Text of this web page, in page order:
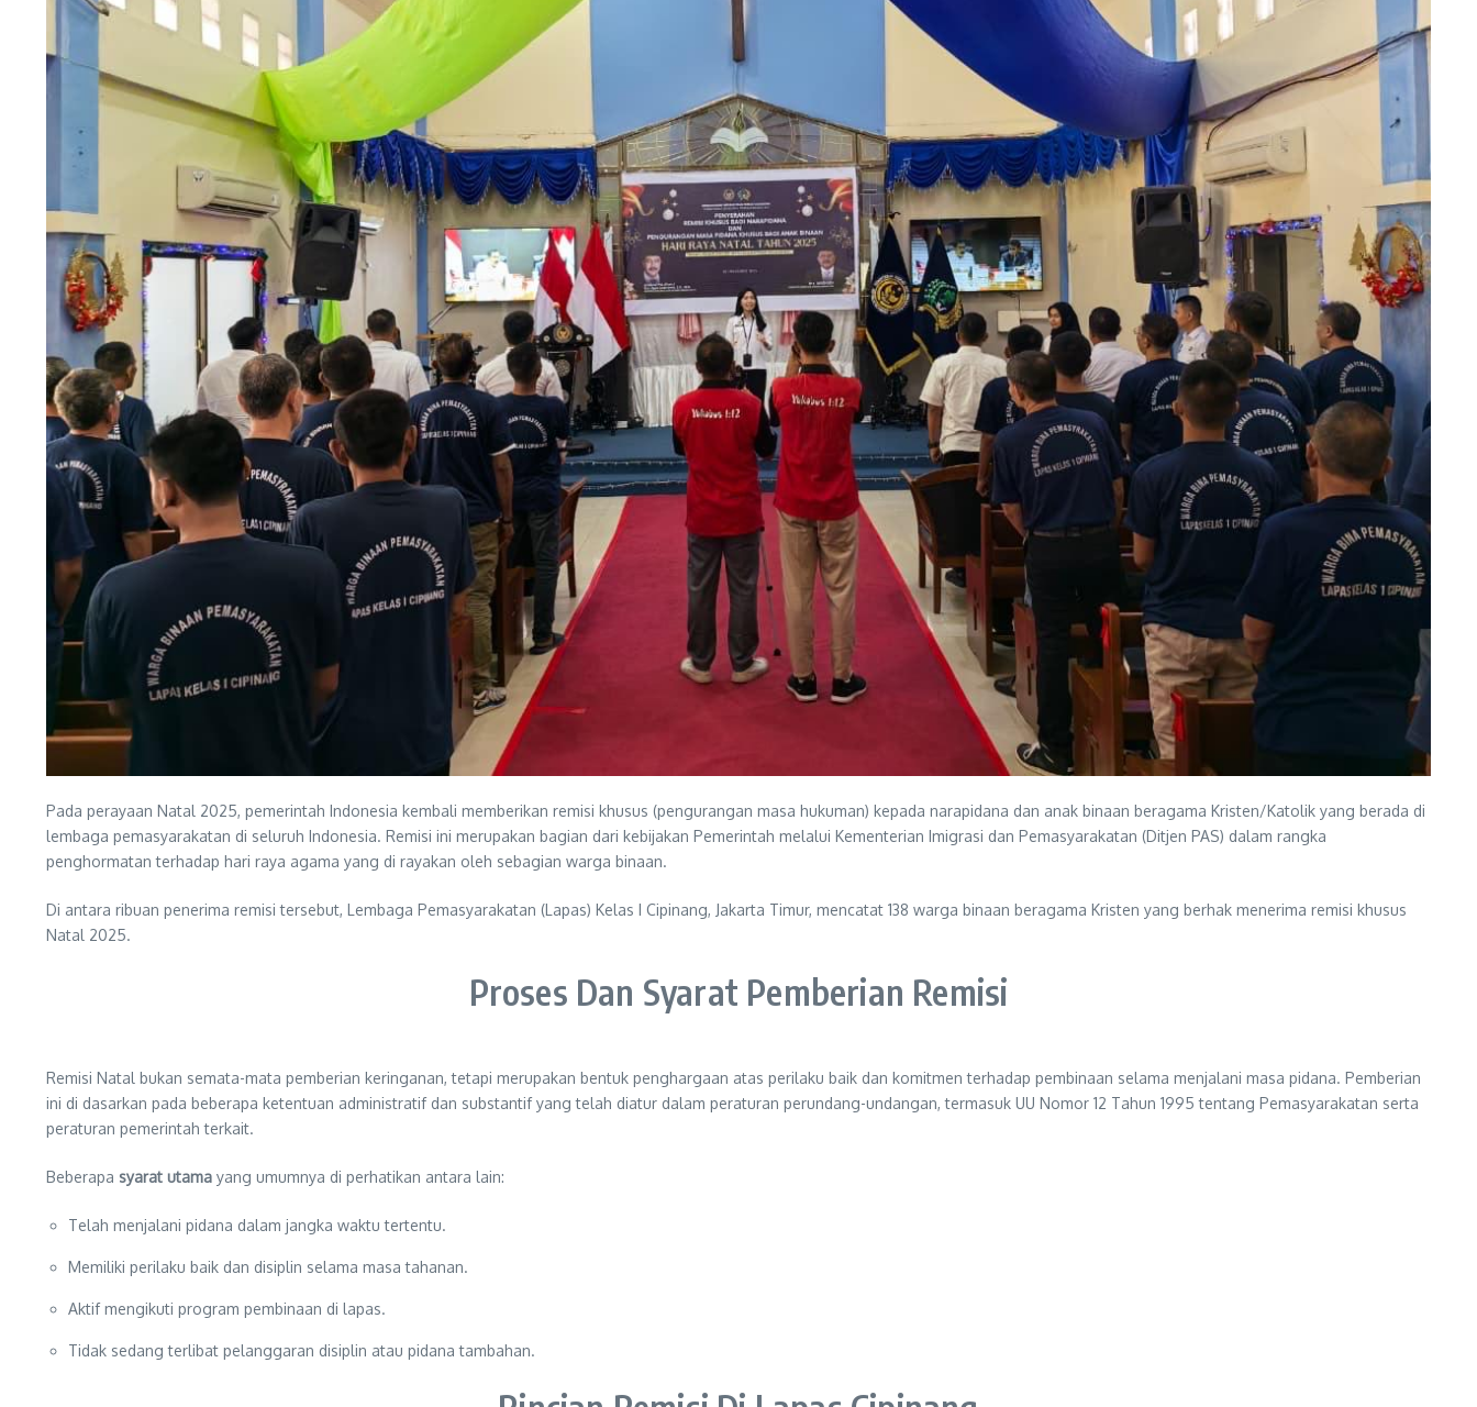
Pada perayaan Natal 2025, pemerintah Indonesia kembali memberikan remisi khusus (pengurangan masa hukuman) kepada narapidana dan anak binaan beragama Kristen/Katolik yang berada di
lembaga pemasyarakatan di seluruh Indonesia. Remisi ini merupakan bagian dari kebijakan Pemerintah melalui Kementerian Imigrasi dan Pemasyarakatan (Ditjen PAS) dalam rangka
penghormatan terhadap hari raya agama yang di rayakan oleh sebagian warga binaan.
Di antara ribuan penerima remisi tersebut, Lembaga Pemasyarakatan (Lapas) Kelas I Cipinang, Jakarta Timur, mencatat 138 warga binaan beragama Kristen yang berhak menerima remisi khusus
Natal 2025.
Proses Dan Syarat Pemberian Remisi
Remisi Natal bukan semata-mata pemberian keringanan, tetapi merupakan bentuk penghargaan atas perilaku baik dan komitmen terhadap pembinaan selama menjalani masa pidana. Pemberian
ini di dasarkan pada beberapa ketentuan administratif dan substantif yang telah diatur dalam peraturan perundang-undangan, termasuk UU Nomor 12 Tahun 1995 tentang Pemasyarakatan serta
peraturan pemerintah terkait.
Beberapa syarat utama yang umumnya di perhatikan antara lain:
Telah menjalani pidana dalam jangka waktu tertentu.
Memiliki perilaku baik dan disiplin selama masa tahanan.
Aktif mengikuti program pembinaan di lapas.
Tidak sedang terlibat pelanggaran disiplin atau pidana tambahan.